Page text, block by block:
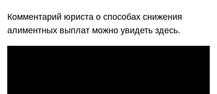
Комментарий юриста о способах снижения
алиментных выплат можно увидеть здесь.